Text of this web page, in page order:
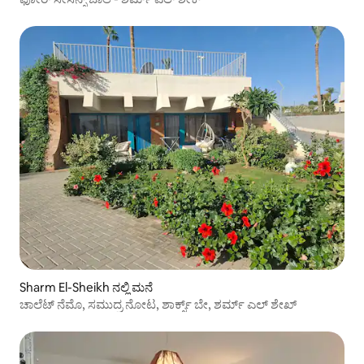
Sharm El-Sheikh ನಲ್ಲಿ ಮನೆ
ಚಾಲೆಟ್ ನೆಮೊ, ಸಮುದ್ರ ನೋಟ, ಶಾರ್ಕ್ಸ್ ಬೇ, ಶರ್ಮ್ ಎಲ್ ಶೇಖ್